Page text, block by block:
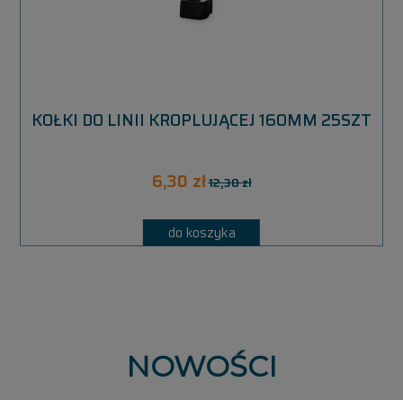
KOŁKI DO LINII KROPLUJĄCEJ 160MM 25SZT
6,30 zł12,30 zł
do koszyka
NOWOŚCI